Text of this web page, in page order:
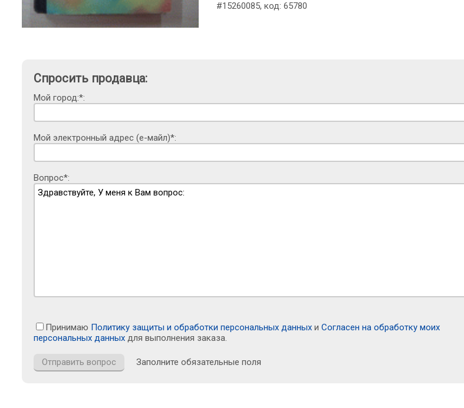
#15260085, код: 65780
Спросить продавца:
Мой город:*:
Мой электронный адрес (е-майл)*:
Вопрос*:
Принимаю Политику защиты и обработки персональных данных и Согласен на обработку моих
персональных данных для выполнения заказа.
Заполните обязательные поля